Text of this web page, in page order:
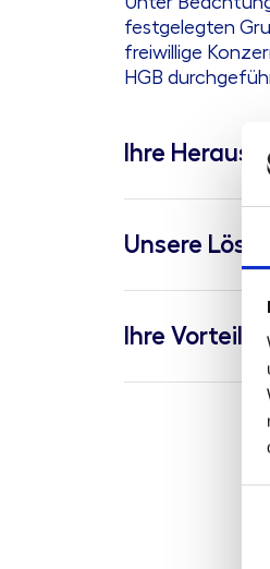
festgelegten
freiwillige
HGB
Ihre
Unsere
Ihre Vorteile